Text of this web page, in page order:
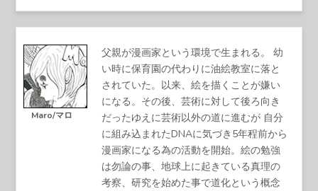
Maro/マロ
父親が漫画家という環境で生まれる。 幼
い時に保育園の代わりに油絵教室に落と
されていた。以来、絵を描くことが嫌い
になる。その後、芸術に対して後ろ向き
だったゆえに芸術以外の道に進むが 自分
に組み込まれたDNAに気づき5年程前から
漫画家になる為の活動を開始。絵の勉強
は勿論の事、地球上に起きている真理の
考察、研究を始めた事で道化という概念